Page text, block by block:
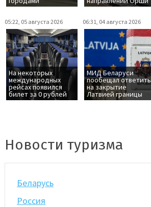
05:22, 05 августа 2026
На некоторых
международных
рейсах появился
билет за 0 рублей
06:31, 04 августа 2026
МИД Беларуси
пообещал ответить
на закрытие
Латвией границы
Новости туризма
Беларусь
Россия